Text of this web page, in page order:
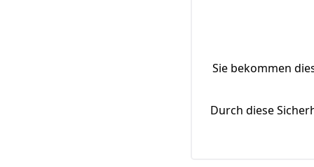
Sie bekommen
Durch diese